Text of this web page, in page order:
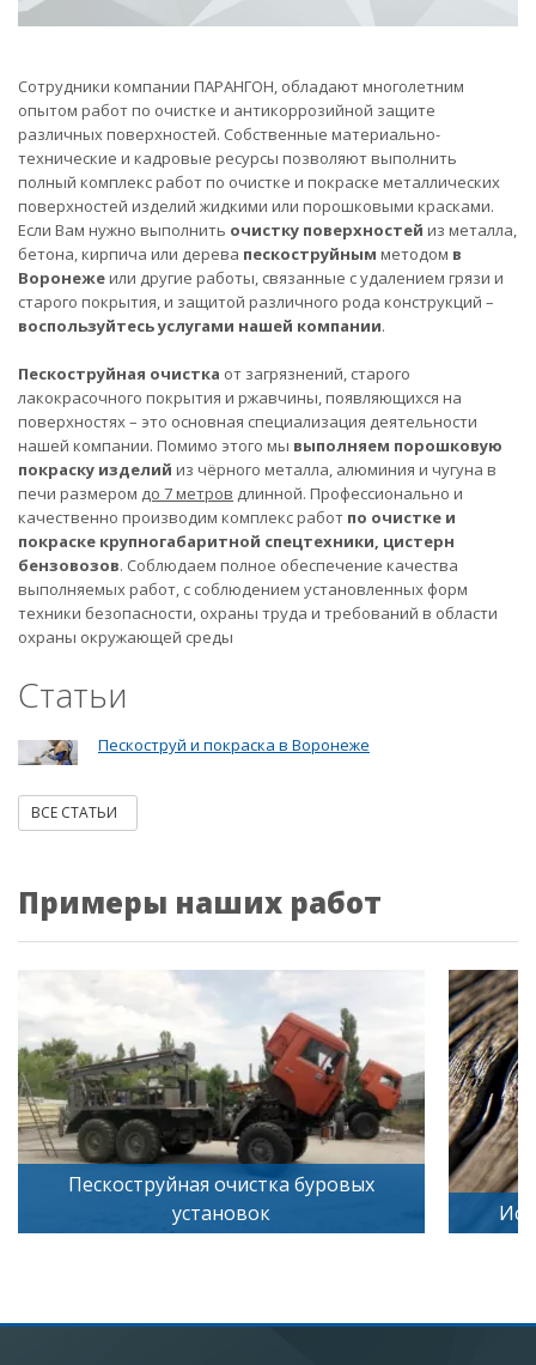
Сотрудники компании ПАРАНГОН, обладают многолетним
опытом работ по очистке и антикоррозийной защите
различных поверхностей. Собственные материально-
технические и кадровые ресурсы позволяют выполнить
полный комплекс работ по очистке и покраске металлических
поверхностей изделий жидкими или порошковыми красками.
Если Вам нужно выполнить очистку поверхностей из металла,
бетона, кирпича или дерева пескоструйным методом в
Воронежеили другие работы, связанные с удалением грязи и
старого покрытия, и защитой различного рода конструкций –
воспользуйтесь услугами нашей компании.
Пескоструйная очистка от загрязнений, старого
лакокрасочного покрытия и ржавчины, появляющихся на
поверхностях – это основная специализация деятельности
нашей компании. Помимо этого мы выполняем порошковую
покраску изделий из чёрного металла, алюминия и чугуна в
печи размером до 7 метров длинной. Профессионально и
качественно производим комплекс работ по очистке и
покраске крупногабаритной спецтехники, цистерн
бензовозов. Соблюдаем полное обеспечение качества
выполняемых работ, с соблюдением установленных форм
техники безопасности, охраны труда и требований в области
охраны окружающей среды
Статьи
Пескоструй и покраска в Воронеже
ВСЕ СТАТЬИ
Примеры наших работ
Искусственное старение дерева